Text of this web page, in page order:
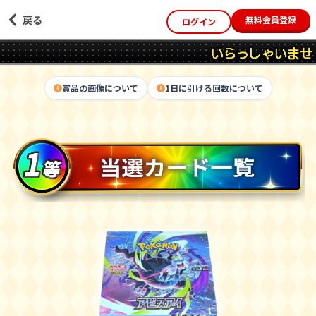
戻る ログイン 無料会員登録
いらっしゃいませ！
新弾BOXチャレンジ アビスアイ
提供割合
1等 1/319
3等 1/5.0 4等 1/1.2
還元率 98
98 .1
.1%
%
1/5アド確定･1コイ
ン保証
1/5アド確定･1コイ
ン保証
賞品の画像について 1日に引ける回数について